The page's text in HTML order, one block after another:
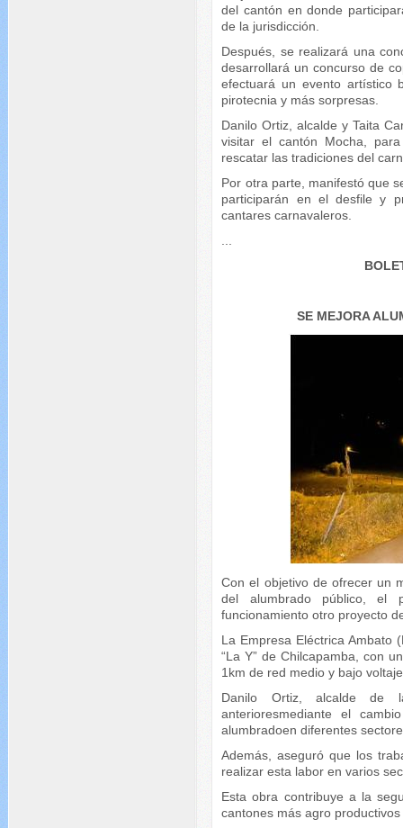
del cantón en donde
de la jurisdicción.
Después, se realizará una
desarrollará un concurso de
efectuará un evento artístico
pirotecnia y más sorpresas.
Danilo Ortiz, alcalde y Taita
visitar el cantón Mocha,
rescatar las tradiciones del
Por otra parte, manifestó que
participarán en el desfile y
cantares carnavaleros.
SE MEJORA
Con el objetivo de ofrecer un
del alumbrado público, el
funcionamiento otro proyecto
La Empresa Eléctrica Ambato
“La Y” de Chilcapamba, con
1km de red medio y bajo
Danilo Ortiz, alcalde de
anterioresmediante el
alumbradoen diferentes
Además, aseguró que los
realizar esta labor en varios
Esta obra contribuye a la
cantones más agro